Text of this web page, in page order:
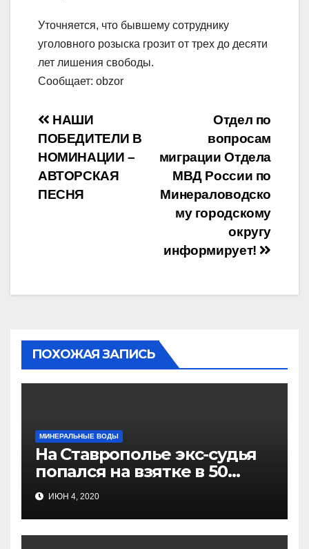
Уточняется, что бывшему сотруднику
уголовного розыска грозит от трех до десяти
лет лишения свободы.
Сообщает: obzor
Навигация
по
записям
Отдел по
вопросам
миграции Отдела
МВД России по
Минераловодско
му городскому
округу
информирует!
НАШИ
ПОБЕДИТЕЛИ В
НОМИНАЦИИ –
АВТОРСКАЯ
ПЕСНЯ
ПОХОЖАЯ ЗАПИСЬ
МИНЕРАЛЬНЫЕ ВОДЫ
На Ставрополье экс-судья
попался на взятке в 50
тысяч рублей
ИЮН 4, 2020